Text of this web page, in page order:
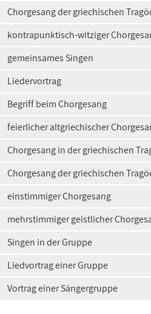
Chorgesang der griechischen
kontrapunktisch-witziger
gemeinsames Singen
Liedervortrag
Begriff beim Chorgesang
feierlicher altgriechischer
Chorgesang in der griechischen
Chorgesang der griechischen
einstimmiger Chorgesang
mehrstimmiger geistlicher
Singen in der Gruppe
Liedvortrag einer Gruppe
Vortrag einer Sängergruppe